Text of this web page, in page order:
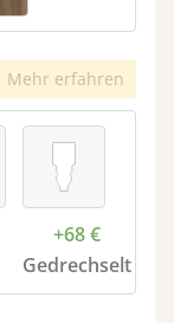
Mehr erfahren
+68 €
Gedrechselt